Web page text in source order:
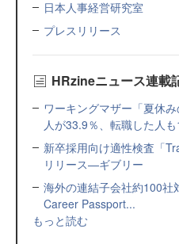
日本人事経営研究室
プレスリリース
HRzineニュース連載
ワーキングマザー「夏休
人が33.9％、転職した人
新卒採用向け適性検査「
リリース—ギブリー
海外の連結子会社約100社
Career Passport...
もっと読む